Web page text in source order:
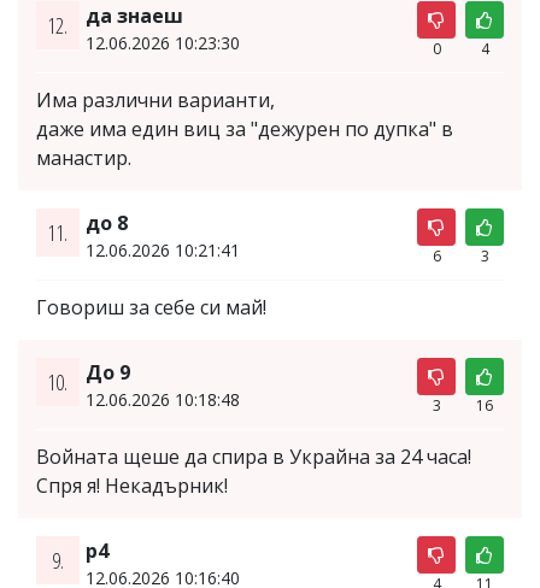
12. да знаеш
12.06.2026 10:23:30 0 4
Има различни варианти,
даже има един виц за "дежурен по дупка" в
манастир.
11. до 8
12.06.2026 10:21:41 6 3
Говориш за себе си май!
10. До 9
12.06.2026 10:18:48 3 16
Войната щеше да спира в Украйна за 24 часа!
Спря я! Некадърник!
9. p4
12.06.2026 10:16:40 4 11